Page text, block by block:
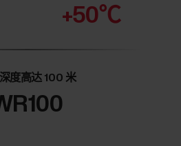
+50℃
度高达 100 米